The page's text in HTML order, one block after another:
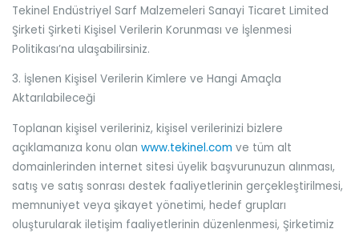
Tekinel Endüstriyel Sarf Malzemeleri Sanayi Ticaret Limited
Şirketi Şirketi Kişisel Verilerin Korunması ve İşlenmesi
Politikası’na ulaşabilirsiniz.
3. İşlenen Kişisel Verilerin Kimlere ve Hangi Amaçla
Aktarılabileceği
Toplanan kişisel verileriniz, kişisel verilerinizi bizlere
açıklamanıza konu olan www.tekinel.com ve tüm alt
domainlerinden internet sitesi üyelik başvurunuzun alınması,
satış ve satış sonrası destek faaliyetlerinin gerçekleştirilmesi,
memnuniyet veya şikayet yönetimi, hedef grupları
oluşturularak iletişim faaliyetlerinin düzenlenmesi, Şirketimiz